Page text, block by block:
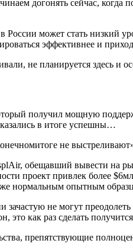
догонять сейчас,
может стать низкий
эффективнее и
не планируется здесь и
получил мощную
в итоге успешны…
не
обещавший вывести на
проект привлек более
нормальным опытным
зачастую не могут
как раз сделать
препятствующие